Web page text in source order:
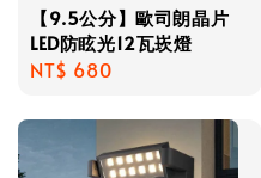
【9.5公分】歐司朗晶片
LED防眩光12瓦崁燈
Regular
NT$ 680